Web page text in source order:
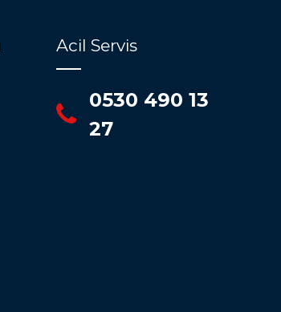
Acil Servis
0530 490 13
27